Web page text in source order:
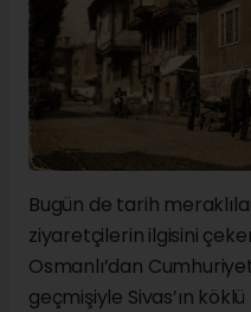
Bugün de tarih
ziyaretçilerin ilgisini
Osmanlı’dan
geçmişiyle Sivas’ın